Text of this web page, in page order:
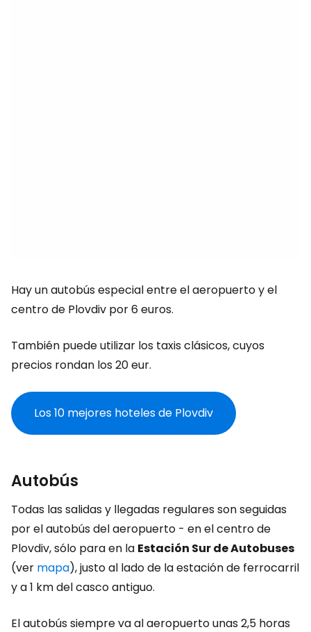
Hay un autobús especial entre el aeropuerto y el
centro de Plovdiv por 6 euros.
También puede utilizar los taxis clásicos, cuyos
precios rondan los 20 eur.
Los 10 mejores hoteles de Plovdiv
Autobús
Todas las salidas y llegadas regulares son seguidas
por el autobús del aeropuerto - en el centro de
Plovdiv, sólo para en la Estación Sur de Autobuses
(ver mapa), justo al lado de la estación de ferrocarril
y a 1 km del casco antiguo.
El autobús siempre va al aeropuerto unas 2,5 horas